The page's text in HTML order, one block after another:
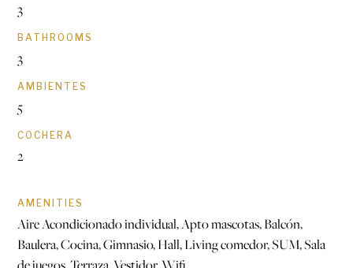
3
BATHROOMS
3
AMBIENTES
5
COCHERA
2
AMENITIES
Aire Acondicionado individual, Apto mascotas, Balcón,
Baulera, Cocina, Gimnasio, Hall, Living comedor, SUM, Sala